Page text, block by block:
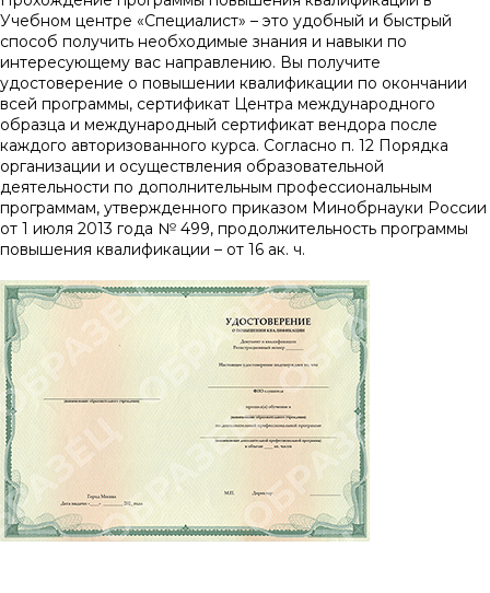
Учебном центре «Специалист» – это удобный и быстрый
способ получить необходимые знания и навыки по
интересующему вас направлению. Вы получите
удостоверение о повышении квалификации по окончании
всей программы, сертификат Центра международного
образца и международный сертификат вендора после
каждого авторизованного курса. Согласно п. 12 Порядка
организации и осуществления образовательной
деятельности по дополнительным профессиональным
программам, утвержденного приказом Минобрнауки России
от 1 июля 2013 года № 499, продолжительность программы
повышения квалификации – от 16 ак. ч.